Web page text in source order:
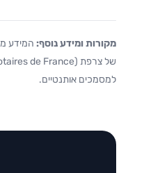
מקורות ומידע נוסף: המידע
למסמכים אותנטיים.